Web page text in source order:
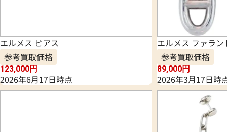
エルメス ピアス
参考買取価格
123,000円
2026年6月17日時点
エルメス ファラ
参考買取価格
89,000円
2026年3月17日時